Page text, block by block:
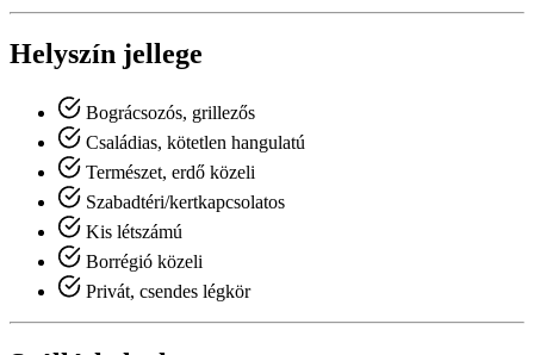
Helyszín jellege
Bográcsozós, grillezős
Családias, kötetlen hangulatú
Természet, erdő közeli
Szabadtéri/kertkapcsolatos
Kis létszámú
Borrégió közeli
Privát, csendes légkör